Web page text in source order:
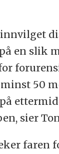
en slik
50
sier
faren